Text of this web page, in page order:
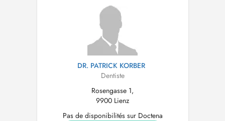
DR. PATRICK KORBER
Dentiste
Rosengasse 1,
9900 Lienz
Pas de disponibilités sur Doctena